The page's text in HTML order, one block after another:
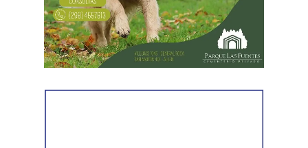
reforzado con dos nuevas cuadrillas de trabajo y dos
camiones bacheadores, lo que permitirá incrementar
el ritmo de ejecución y optimizar las tareas de
mantenimiento en distintos puntos del Alto Valle.
Por otra parte, el organismo avanza con el relevamiento